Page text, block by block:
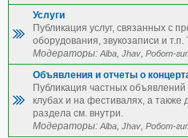
Услуги
Публикация услуг, связанных с
оборудования, звукозаписи и
Модераторы:Alba, Jhav, Робот-
Объявления и отчеты о
Публикация частных
клубах и на фестивалях, а
раздела см. внутри.
Модераторы:Alba, Jhav, Робот-